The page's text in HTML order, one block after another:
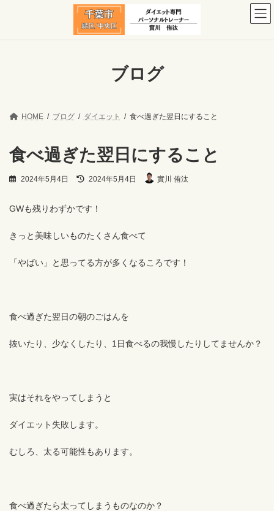
ブログ
HOME ブログ ダイエット 食べ過ぎた翌日にすること
食べ過ぎた翌日にすること
2024年5月4日
最
新
:
2024年5月4日 實川 侑汰
GWも残りわずかです！
きっと美味しいものたくさん食べて
「やばい」と思ってる方が多くなるころです！
食べ過ぎた翌日の朝のごはんを
抜いたり、少なくしたり、1日食べるの我慢したりしてませんか？
実はそれをやってしまうと
ダイエット失敗します。
むしろ、太る可能性もあります。
食べ過ぎたら太ってしまうものなのか？